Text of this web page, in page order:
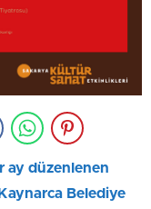
ay düzenlenen
Belediye